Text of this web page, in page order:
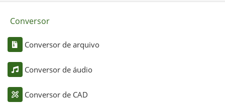
Conversor
Conversor de arquivo
Conversor de áudio
Conversor de CAD